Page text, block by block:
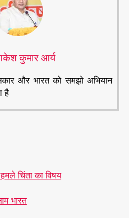
कुमार आर्य
और भारत को समझो अभियान
है
चिंता का विषय
भारत